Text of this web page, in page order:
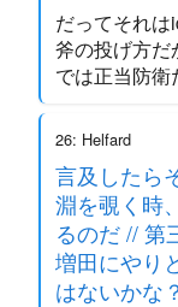
だってそれ
斧の投げ方だ
では正当防衛
26: Helfard
言及したら
淵を覗く時
るのだ // 第
増田にやり
はないかな？